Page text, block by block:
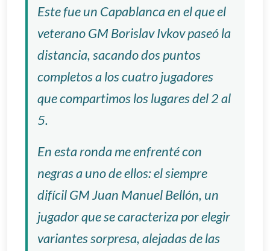
Este fue un Capablanca en el que el
veterano GM Borislav Ivkov paseó la
distancia, sacando dos puntos
completos a los cuatro jugadores
que compartimos los lugares del 2 al
5.
En esta ronda me enfrenté con
negras a uno de ellos: el siempre
difícil GM Juan Manuel Bellón, un
jugador que se caracteriza por elegir
variantes sorpresa, alejadas de las